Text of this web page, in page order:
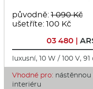
původně: 1 090 Kč
ušetříte: 100 Kč
03 480 |
luxusní, 10 W / 100 V,
Vhodné pro:
interiéru